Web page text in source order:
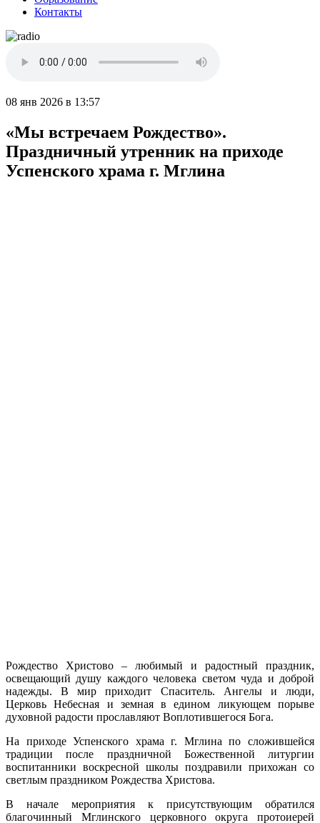
Контакты
08 янв 2026 в 13:57
«Мы встречаем Рождество».
Праздничный утренник на приходе
Успенского храма г. Мглина
Рождество Христово – любимый и радостный праздник,
освещающий душу каждого человека светом чуда и доброй
надежды. В мир приходит Спаситель. Ангелы и люди,
Церковь Небесная и земная в едином ликующем порыве
духовной радости прославляют Воплотившегося Бога.
На приходе Успенского храма г. Мглина по сложившейся
традиции после праздничной Божественной литургии
воспитанники воскресной школы поздравили прихожан со
светлым праздником Рождества Христова.
В начале мероприятия к присутствующим обратился
благочинный Мглинского церковного округа протоиерей